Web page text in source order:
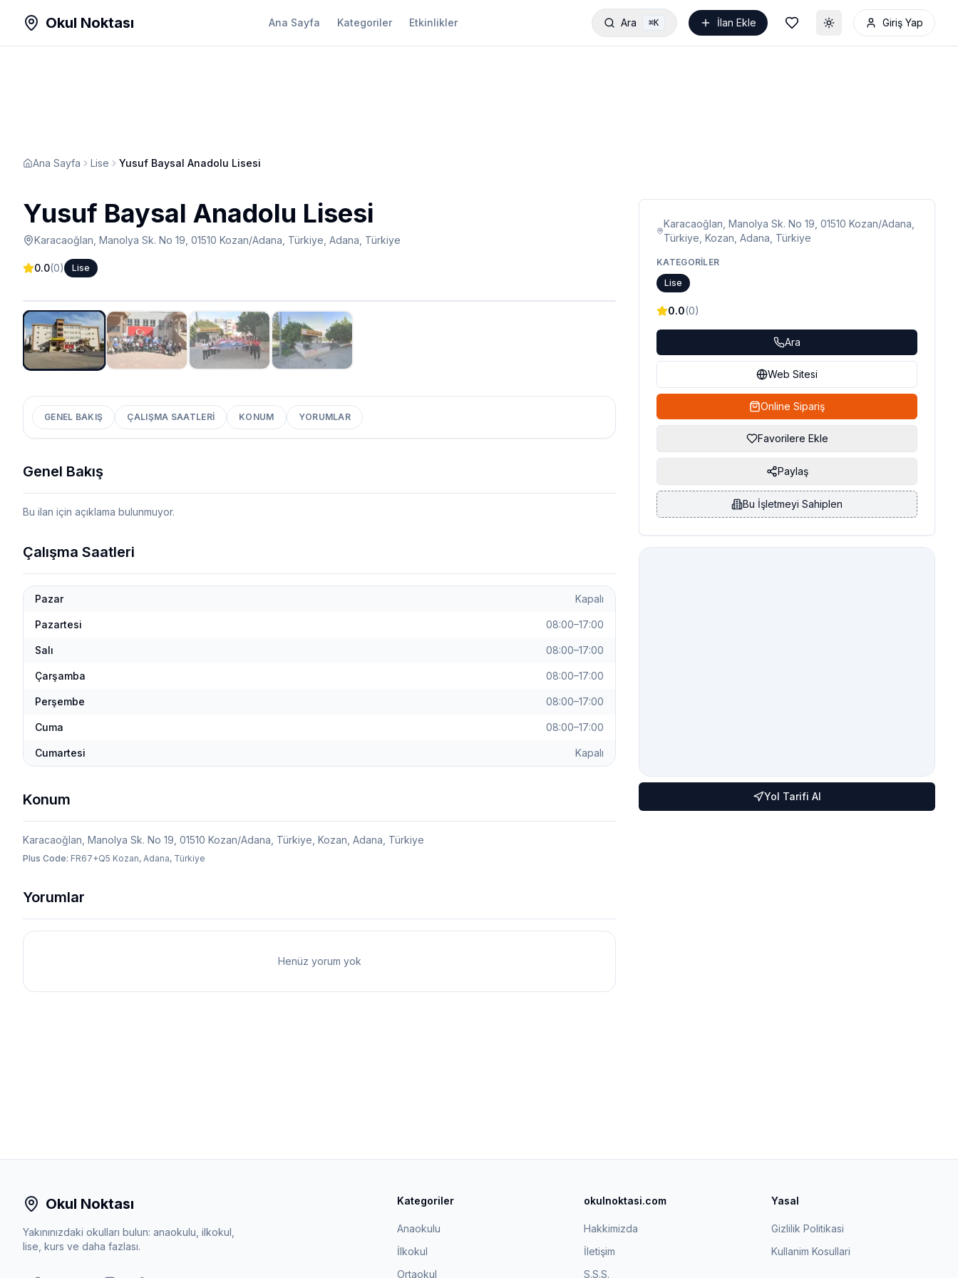
Okul Noktası Ana Sayfa Kategoriler Etkinlikler Ara ⌘K İlan Ekle Toggle themeGiriş Yap
Ana Sayfa Lise Yusuf Baysal Anadolu Lisesi
Yusuf Baysal Anadolu Lisesi
Karacaoğlan, Manolya Sk. No 19, 01510 Kozan/Adana, Türkiye, Adana, Türkiye
0.0(0)
Lise
GENEL BAKIŞ ÇALIŞMA SAATLERI KONUM YORUMLAR
Genel Bakış
Bu ilan için açıklama bulunmuyor.
Çalışma Saatleri
Pazar Kapalı
Pazartesi 08:00–17:00
Salı 08:00–17:00
Çarşamba 08:00–17:00
Perşembe 08:00–17:00
Cuma 08:00–17:00
Cumartesi Kapalı
Konum
Karacaoğlan, Manolya Sk. No 19, 01510 Kozan/Adana, Türkiye, Kozan, Adana, Türkiye
Plus Code: FR67+Q5 Kozan, Adana, Türkiye
Yorumlar
Henüz yorum yok
Karacaoğlan, Manolya Sk. No 19, 01510 Kozan/Adana,
Türkiye, Kozan, Adana, Türkiye
KATEGORILER
Lise
0.0(0)
Ara
Web Sitesi
Online Sipariş
Favorilere Ekle
Paylaş
Bu İşletmeyi Sahiplen
Yol Tarifi Al
Okul Noktası
Yakınınızdaki okulları bulun: anaokulu, ilkokul,
lise, kurs ve daha fazlası.
Kategoriler
Anaokulu
İlkokul
Ortaokul
okulnoktasi.com
Hakkimizda
İletişim
S.S.S.
Yasal
Gizlilik Politikasi
Kullanim Kosullari